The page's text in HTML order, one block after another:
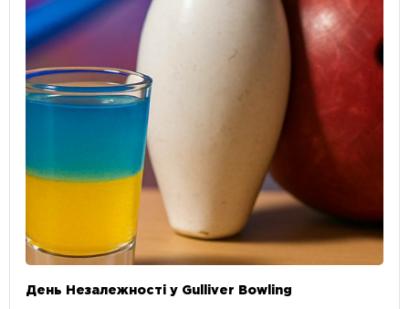
День Незалежності у Gulliver Bowling